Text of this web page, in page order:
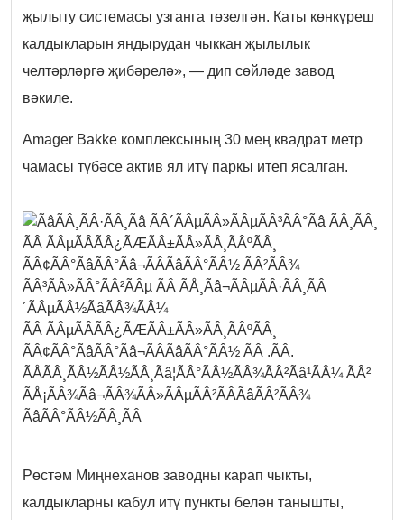
җылыту системасы узганга төзелгән. Каты көнкүреш
калдыкларын яндырудан чыккан җылылык
челтәрләргә җибәрелә», — дип сөйләде завод
вәкиле.
Amager Bakke комплексының 30 мең квадрат метр
чамасы түбәсе актив ял итү паркы итеп ясалган.
Рөстәм Миңнеханов заводны карап чыкты,
калдыкларны кабул итү пункты белән танышты,